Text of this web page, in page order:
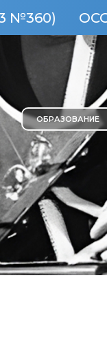
ОСОБО
ОБРАЗОВАНИЕ